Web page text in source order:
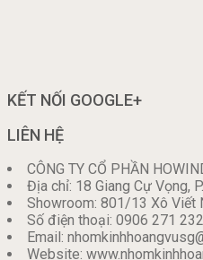
KẾT NỐI GOOGLE+
LIÊN HỆ
CÔNG TY CỔ PHẦN
Địa chỉ: 18 Giang Cự Vọng,
Showroom: 801/13 Xô Viết
Số điện thoại: 0906 271 232
Email:
Website: